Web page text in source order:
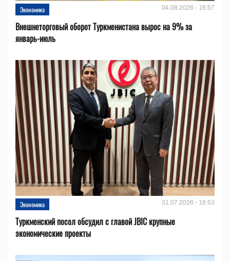
Экономика 04.08.2026 - 16:57
Внешнеторговый оборот Туркменистана вырос на 9% за
январь-июль
Экономика 31.07.2026 - 16:53
Туркменский посол обсудил с главой JBIC крупные
экономические проекты